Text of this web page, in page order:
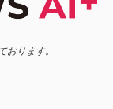
おります。